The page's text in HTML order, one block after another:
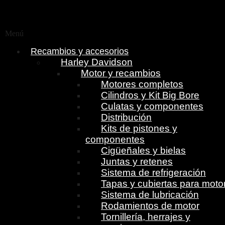
Menú
Recambios y accesorios
Harley Davidson
Motor y recambios
Motores completos
Cilindros y Kit Big Bore
Culatas y componentes
Distribución
Kits de pistones y
componentes
Cigüeñales y bielas
Juntas y retenes
Sistema de refrigeración
Tapas y cubiertas para
Sistema de lubricación
Rodamientos de motor
Tornillería, herrajes y